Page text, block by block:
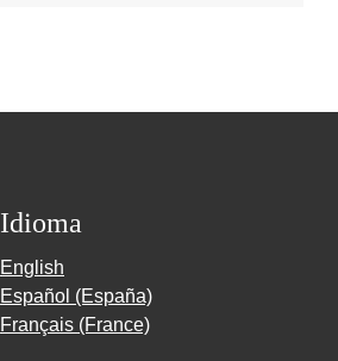
Idioma
English
Español (España)
Français (France)